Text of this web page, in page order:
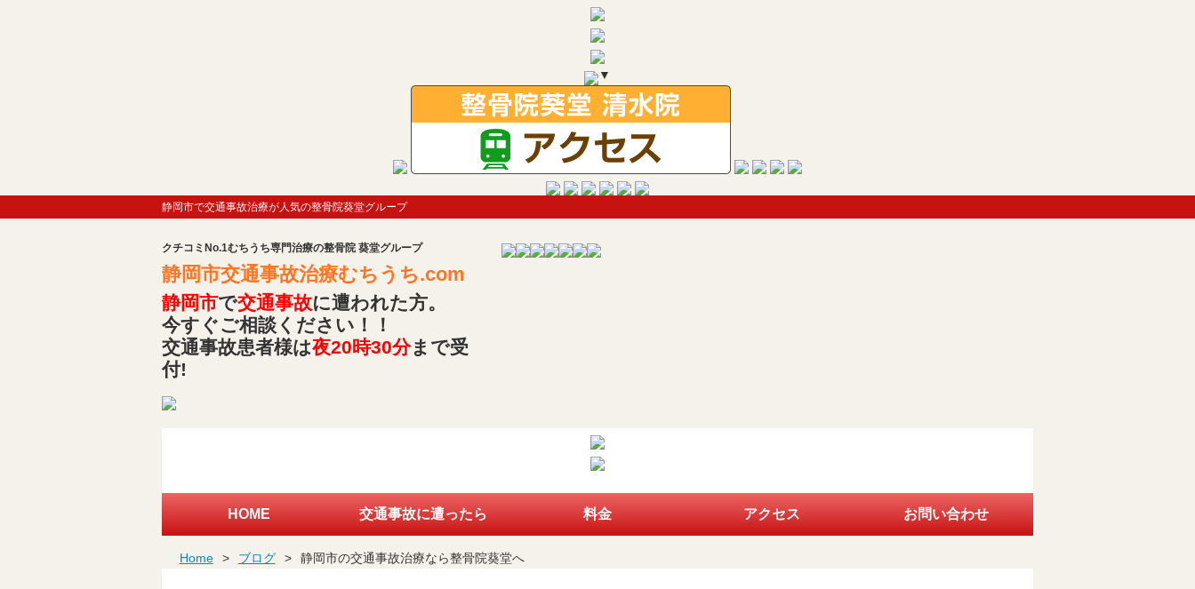
▼
静岡市で交通事故治療が人気の整骨院葵堂グループ
クチコミNo.1むちうち専門治療の整骨院 葵堂グループ
静岡市交通事故治療むちうち.com
静岡市で交通事故に遭われた方。
今すぐご相談ください！！
交通事故患者様は夜20時30分まで受
付!
HOME 交通事故に遭ったら 料金 アクセス お問い合わせ
Home > ブログ > 静岡市の交通事故治療なら整骨院葵堂へ